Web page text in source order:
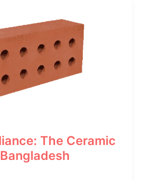
The Ceramic